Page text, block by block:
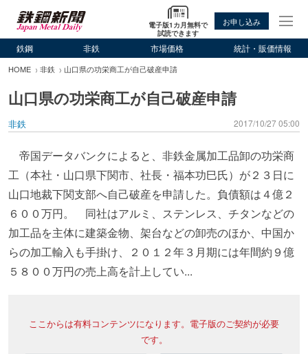
電子版1カ月無料で
試読できます
お申し込み
鉄鋼 非鉄 市場価格 統計・販価情報
HOME 非鉄 山口県の功栄商工が自己破産申請
山口県の功栄商工が自己破産申請
非鉄 2017/10/27 05:00
帝国データバンクによると、非鉄金属加工品卸の功栄商
工（本社・山口県下関市、社長・福本功巳氏）が２３日に
山口地裁下関支部へ自己破産を申請した。負債額は４億２
６００万円。 同社はアルミ、ステンレス、チタンなどの
加工品を主体に建築金物、架台などの卸売のほか、中国か
らの加工輸入も手掛け、２０１２年３月期には年間約９億
５８００万円の売上高を計上してい...
ここからは有料コンテンツになります。電子版のご契約が必要
です。